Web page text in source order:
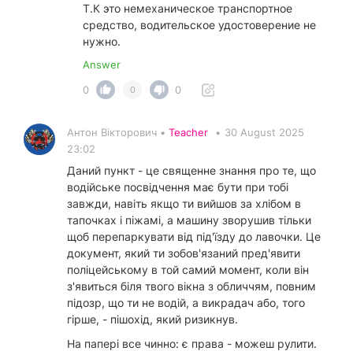
Т.К это немеханическое транспортное
средство, водительское удостоверение не
нужно.
Answer
0
0 0
Антон Вікторович • Teacher • 30 August 2025
23:02
Даний пункт - це священне знання про те, що
водійське посвідчення має бути при тобі
завжди, навіть якщо ти вийшов за хлібом в
тапочках і піжамі, а машину зворушив тільки
щоб перепаркувати від під'їзду до лавочки. Це
документ, який ти зобов'язаний пред'явити
поліцейському в той самий момент, коли він
з'явиться біля твого вікна з обличчям, повним
підозр, що ти не водій, а викрадач або, того
гірше, - пішохід, який ризикнув.
На папері все чинно: є права - можеш рулити.